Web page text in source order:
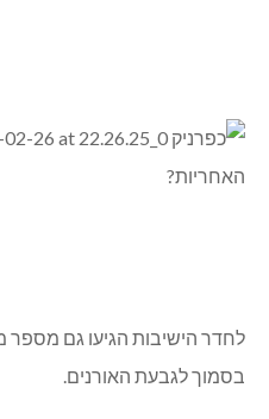
לחדר הישיבות הגיעו גם מספר
בסמוך לגבעת האורנים.